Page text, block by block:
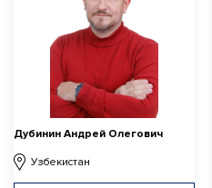
Дубинин Андрей Олегович
Узбекистан